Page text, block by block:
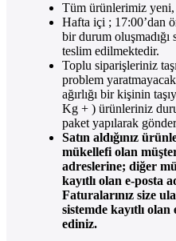
Tüm ürünlerimiz yeni,
Hafta içi ; 17:00’dan
bir durum oluşmadığı
teslim edilmektedir.
Toplu siparişleriniz
problem
ağırlığı bir kişinin
Kg + ) ürünleriniz
paket yapılarak
Satın aldığınız
mükellefi olan
adreslerine; diğer
kayıtlı olan e-posta
Faturalarınız size
sistemde kayıtlı
ediniz.